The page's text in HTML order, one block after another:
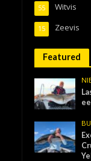
Witvis
55
Zeevis
15
Featured